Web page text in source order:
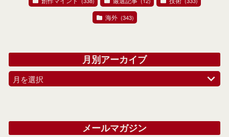
海外 (343)
月別アーカイブ
月を選択
メールマガジン